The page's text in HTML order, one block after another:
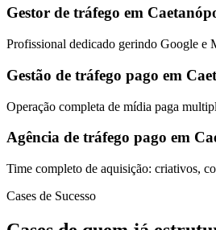
Gestor de tráfego em
Profissional dedicado gerindo Google e
Gestão de tráfego pago em
Operação completa de mídia paga
Agência de tráfego pago em
Time completo de aquisição: criativos,
Cases de Sucesso